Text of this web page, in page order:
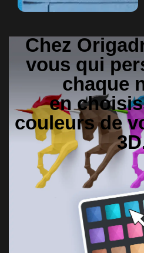
Chez
vous qui
chaque
en
couleurs de